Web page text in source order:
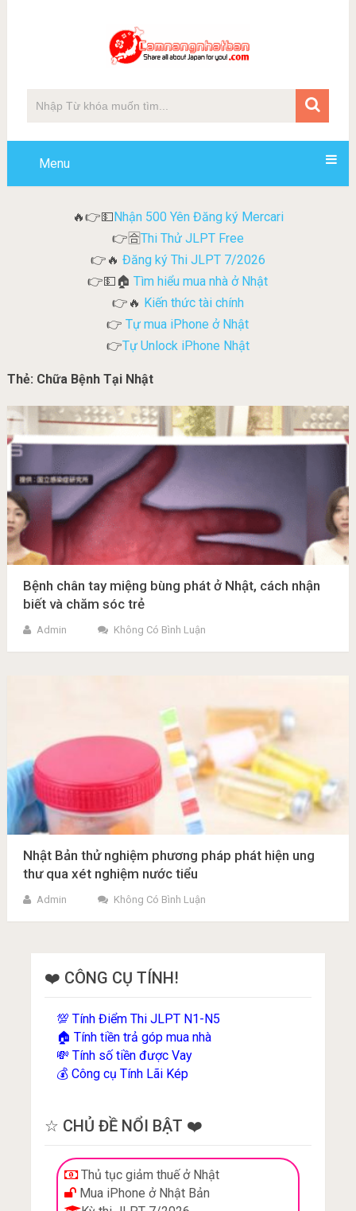
Menu
🔥👉💵Nhận 500 Yên Đăng ký Mercari
👉🈴Thi Thử JLPT Free
👉🔥 Đăng ký Thi JLPT 7/2026
👉💵🏠Tìm hiểu mua nhà ở Nhật
👉🔥 Kiến thức tài chính
👉 Tự mua iPhone ở Nhật
👉Tự Unlock iPhone Nhật
Thẻ: Chữa Bệnh Tại Nhật
Bệnh chân tay miệng bùng phát ở Nhật, cách nhận
biết và chăm sóc trẻ
Admin Không Có Bình Luận
Nhật Bản thử nghiệm phương pháp phát hiện ung
thư qua xét nghiệm nước tiểu
Admin Không Có Bình Luận
❤️ CÔNG CỤ TÍNH!
💯Tính Điểm Thi JLPT N1-N5
🏠Tính tiền trả góp mua nhà
💸Tính số tiền được Vay
💰Công cụ Tính Lãi Kép
☆ CHỦ ĐỀ NỔI BẬT ❤️
Thủ tục giảm thuế ở Nhật
Mua iPhone ở Nhật Bản